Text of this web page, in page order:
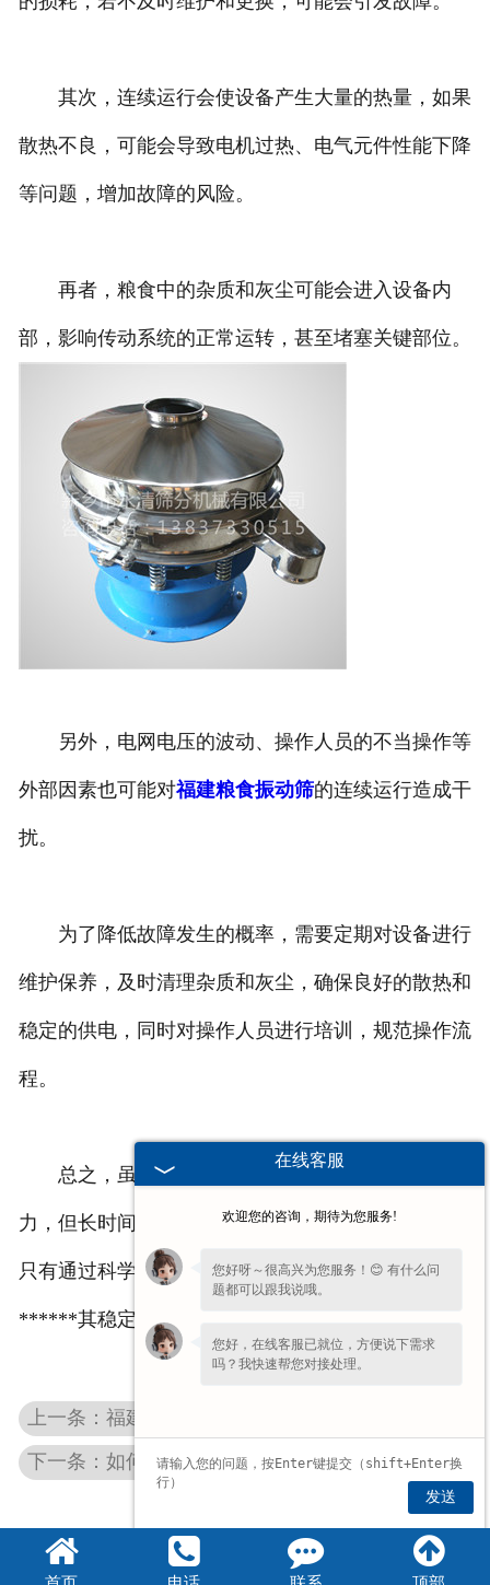
其次，连续运行会使设备产生大量的热量，如果
散热不良，可能会导致电机过热、电气元件性能下降
等问题，增加故障的风险。
再者，粮食中的杂质和灰尘可能会进入设备内
部，影响传动系统的正常运转，甚至堵塞关键部位。
另外，电网电压的波动、操作人员的不当操作等
外部因素也可能对福建粮食振动筛的连续运行造成干
扰。
为了降低故障发生的概率，需要定期对设备进行
维护保养，及时清理杂质和灰尘，确保良好的散热和
稳定的供电，同时对操作人员进行培训，规范操作流
程。
总之，虽然福建粮食振动筛 拥有大容量处理的能
力，但长时间连续运行确实存在出现故障的可能性。
只有通过科学的管理和维护，才能************地
******其稳定运行，发挥其应有的作用。
下一条：如何根据不同食品的特性选择合适的福建食品振动筛？
在线客服
欢迎您的咨询，期待为您服务!
您好呀～很高兴为您服务！😊 有什么问
题都可以跟我说哦。
您好，在线客服已就位，方便说下需求
吗？我快速帮您对接处理。
发送